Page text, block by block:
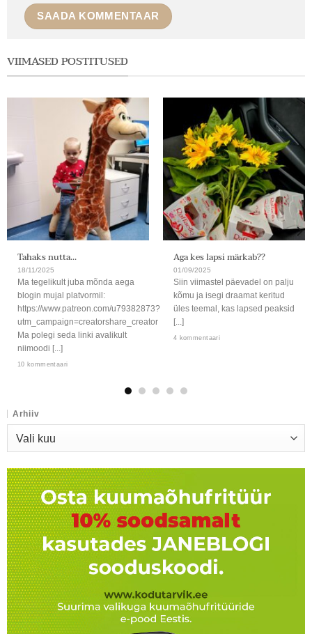
VIIMASED POSTITUSED
Tahaks nutta…
18/11/2025
Ma tegelikult juba mõnda aega
blogin mujal platvormil:
https://www.patreon.com/u79382873?
utm_campaign=creatorshare_creator
Ma polegi seda linki avalikult
niimoodi [...]
10 kommentaari
Aga kes lapsi märkab??
01/09/2025
Siin viimastel päevadel on palju
kõmu ja isegi draamat keritud
üles teemal, kas lapsed peaksid
[...]
4 kommentaari
Arhiiv